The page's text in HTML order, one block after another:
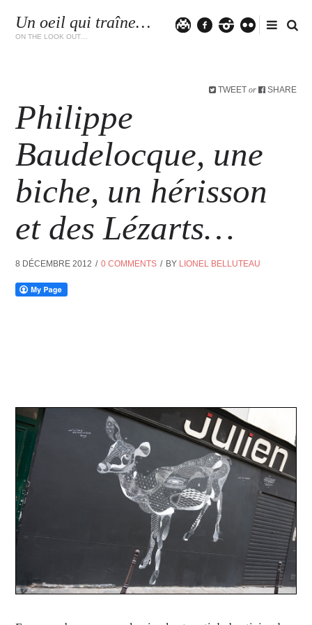
Un oeil qui traîne…
ON THE LOOK OUT…
TWEET or SHARE
Philippe
Baudelocque, une
biche, un hérisson
et des Lézarts…
8 DÉCEMBRE 2012 0 COMMENTS BY LIONEL BELLUTEAU